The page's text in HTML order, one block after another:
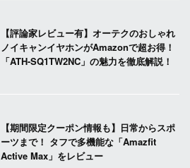
【評論家レビュー有】オーテクのおしゃれ
ノイキャンイヤホンがAmazonで超お得！
「ATH-SQ1TW2NC」の魅力を徹底解説！
【期間限定クーポン情報も】日常からスポ
ーツまで！ タフで多機能な「Amazfit
Active Max」をレビュー